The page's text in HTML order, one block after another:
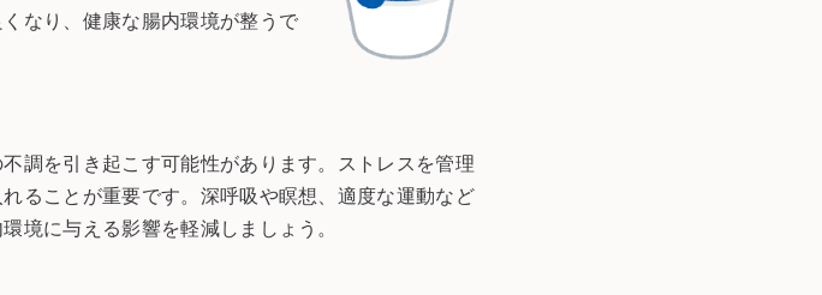
なり、健康な腸内環境が整うで
調を引き起こす可能性があります。ストレスを管理
ることが重要です。深呼吸や瞑想、適度な運動など
境に与える影響を軽減しましょう。